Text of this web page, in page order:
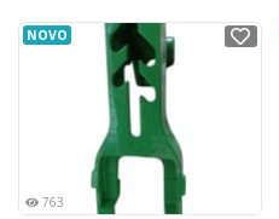
NOVO
763